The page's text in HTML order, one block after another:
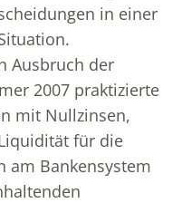
in einer
Ausbruch der
2007 praktizierte
mit Nullzinsen,
für die
am Bankensystem